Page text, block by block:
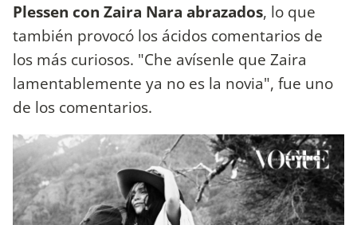
Plessen con Zaira Nara abrazados, lo que
también provocó los ácidos comentarios de
los más curiosos. "Che avísenle que Zaira
lamentablemente ya no es la novia", fue uno
de los comentarios.